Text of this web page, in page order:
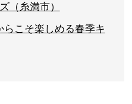
（糸満市）
らこそ楽しめる春季キ